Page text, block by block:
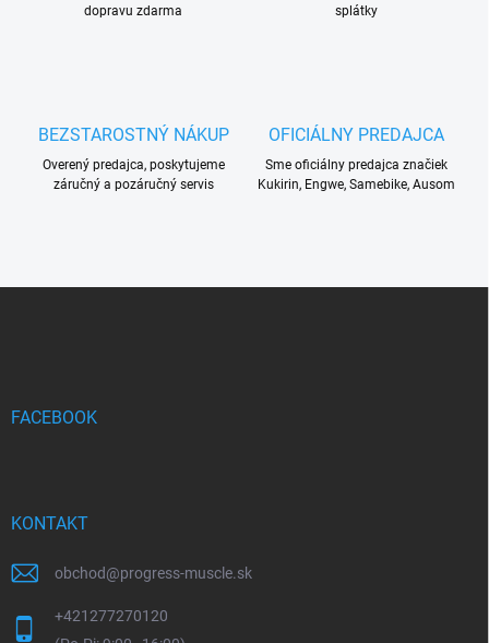
dopravu zdarma splátky
BEZSTAROSTNÝ NÁKUP
Overený predajca, poskytujeme
záručný a pozáručný servis
OFICIÁLNY PREDAJCA
Sme oficiálny predajca značiek
Kukirin, Engwe, Samebike, Ausom
FACEBOOK
KONTAKT
obchod@progress-muscle.sk
+421277270120